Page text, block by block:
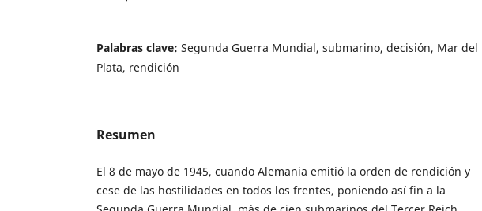
Palabras clave: Segunda Guerra Mundial, submarino, decisión, Mar del
Plata, rendición
Resumen
El 8 de mayo de 1945, cuando Alemania emitió la orden de rendición y
cese de las hostilidades en todos los frentes, poniendo así fin a la